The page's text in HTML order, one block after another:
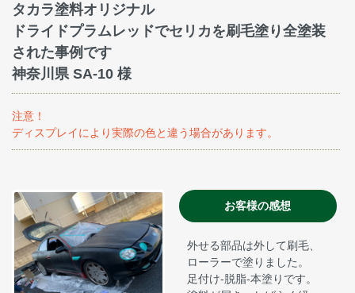
タカラ塗料オリジナル
ドライドプラムレッドでセリカを刷毛塗り全塗装
された事例です
神奈川県 SA-10 様
注意！
ディスプレイにより実際の色と違う場合があります。
お客様の感想
外せる部品は外して刷毛、
ローラーで塗りました。
足付け-脱脂-本塗りです。